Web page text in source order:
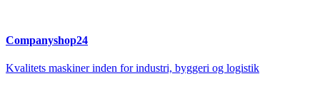
Companyshop24
Kvalitets maskiner inden for industri, byggeri og logistik